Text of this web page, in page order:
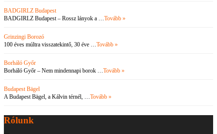
BADGIRLZ Budapest
BADGIRLZ Budapest – Rossz lányok a …Tovább »
Grinzingi Borozó
100 éves múltra visszatekintő, 30 éve …Tovább »
Borháló Győr
Borháló Győr – Nem mindennapi borok …Tovább »
Budapest Bägel
A Budapest Bägel, a Kálvin térnél, …Tovább »
Rólunk